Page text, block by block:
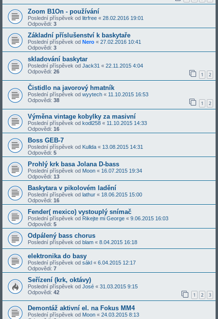
Zoom B1On - používání
Poslední příspěvek od litrfree « 28.02.2016 19:01
Odpovědi: 3
Základní příslušenství k baskytaře
Poslední příspěvek od Nero « 27.02.2016 10:41
Odpovědi: 3
skladování baskytar
Poslední příspěvek od Jack31 « 22.11.2015 4:04
Odpovědi: 26 1 2
Čistidlo na javorový hmatník
Poslední příspěvek od wyytech « 11.10.2015 16:53
Odpovědi: 38 1 2
Výměna vintage kobylky za masivní
Poslední příspěvek od kodl258 « 11.10.2015 14:33
Odpovědi: 16
Boss GEB-7
Poslední příspěvek od Kullda « 13.08.2015 14:31
Odpovědi: 5
Prohlý krk basa Jolana D-bass
Poslední příspěvek od Moon « 16.07.2015 19:34
Odpovědi: 13
Baskytara v pikolovém ladění
Poslední příspěvek od lathur « 18.06.2015 15:00
Odpovědi: 16
Fender( mexico) vystouplý snímač
Poslední příspěvek od Rikejte mi George « 9.06.2015 16:03
Odpovědi: 5
Odpálený bass chorus
Poslední příspěvek od blam « 8.04.2015 16:18
elektronika do basy
Poslední příspěvek od sákl « 6.04.2015 12:17
Odpovědi: 7
Seřízení (krk, oktávy)
Poslední příspěvek od José « 31.03.2015 9:15
Odpovědi: 42 1 2 3
Demontáž aktivní el. na Fokus MM4
Poslední příspěvek od Moon « 24.03.2015 8:13